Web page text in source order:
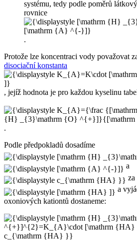
systému, tedy podle poměrů
rovnice
.
Protože lze koncentraci vody považovat
disociační konstanta
, jejíž hodnota je pro každou kyselinu
.
Podle předpokladů dosadíme
a
za
a
oxoniových kationtů dostaneme: